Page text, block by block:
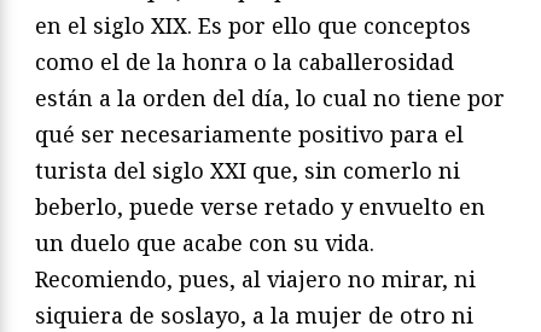
en el siglo XIX. Es por ello que conceptos
como el de la honra o la caballerosidad
están a la orden del día, lo cual no tiene por
qué ser necesariamente positivo para el
turista del siglo XXI que, sin comerlo ni
beberlo, puede verse retado y envuelto en
un duelo que acabe con su vida.
Recomiendo, pues, al viajero no mirar, ni
siquiera de soslayo, a la mujer de otro ni